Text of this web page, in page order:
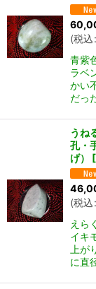
(税込:
青紫
ラベ
かい
だっ
うね
孔・
げ）
[
(税込:
えら
イキ
上が
に直